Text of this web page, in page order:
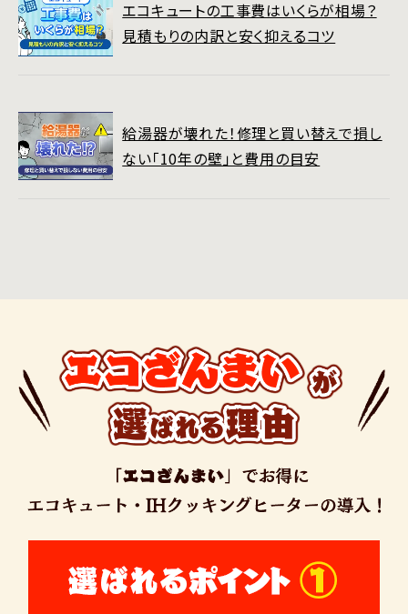
エコキュートの工事費はいくらが相場？
見積もりの内訳と安く抑えるコツ
給湯器が壊れた！修理と買い替えで損し
ない「10年の壁」と費用の目安